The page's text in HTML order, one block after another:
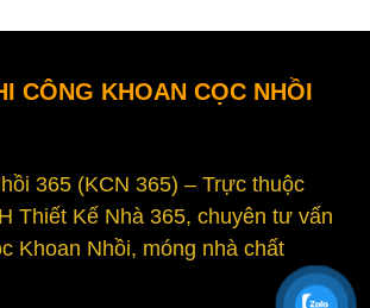
CÔNG KHOAN CỌC NHỒI
365 (KCN 365) – Trực thuộc
Thiết Kế Nhà 365, chuyên tư vấn
Khoan Nhồi, móng nhà chất